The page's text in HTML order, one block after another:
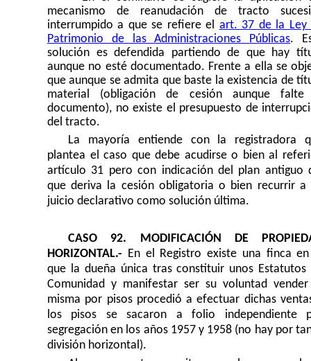
mecanismo de reanudación de tracto
interrumpido a que se refiere el art. 37 de la Ley
Patrimonio de las Administraciones Públicas.
solución es defendida partiendo de que hay
aunque no esté documentado. Frente a ella se
que aunque se admita que baste la existencia de
material (obligación de cesión aunque
documento), no existe el presupuesto de
del tracto.
La mayoría entiende con la registradora
plantea el caso que debe acudirse o bien al
artículo 31 pero con indicación del plan antiguo
que deriva la cesión obligatoria o bien recurrir a
juicio declarativo como solución última.
CASO 92. MODIFICACIÓN DE
HORIZONTAL.- En el Registro existe una finca
que la dueña única tras constituir unos Estatutos
Comunidad y manifestar ser su voluntad
misma por pisos procedió a efectuar dichas
los pisos se sacaron a folio independiente
segregación en los años 1957 y 1958 (no hay por
división horizontal).